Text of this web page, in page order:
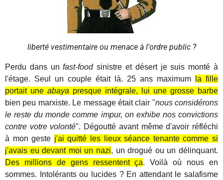
liberté vestimentaire ou menace à l'ordre public ?
Perdu dans un fast-foodsinistre et désert je suis monté à
l'étage. Seul un couple était là. 25 ans maximum
la fille
portait une abaya presque intégrale, lui une grosse barbe
bien peu marxiste. Le message était clair "nous considérons
le reste du monde comme impur, on exhibe nos convictions
contre votre volonté". Dégoutté avant même d'avoir réfléchi
à mon geste j'ai quitté les lieux séance tenante comme si
j'avais eu devant moi un nazi, un drogué ou un délinquant.
Des millions de gens ressentent ça. Voilà où nous en
sommes. Intolérants ou lucides ? En attendant le salafisme